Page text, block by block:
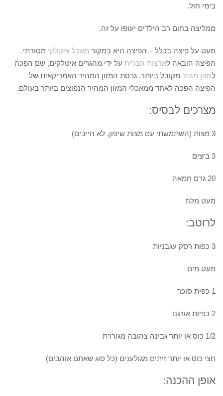
בימי חול.
ממליצה בחום רב הילדים יעופו על זה.
מעט על פיצה בכלל – הפיצה היא במקור מאכל איטלקי מסורתי.
הפיצה הובאה לארצות הברית על ידי מהגרים איטלקים, שם הפכה
למזון מהיר מקובל ביותר. גרסת המזון המהיר האמריקאית של
הפיצה הפכה לאחד ממאכלי המזון המהיר הנפוצים ביותר בעולם.
מצרכים לבסיס:
3 מצות (השתמשתי עם מצות שיפון, לא חייבים)
3 ביצים
20 גרם חמאה
מעט מלח
לרוטב:
3 כפות רסק עגבניות
מעט מים
1 כפית סוכר
2 כפיות אורגנו
1/2 כוס או יותר גבינה צהובה מגוררת
חצי כוס או יותר זיתים מגולענים (כל סוג שאתם אוהבים)
אופן ההכנה: